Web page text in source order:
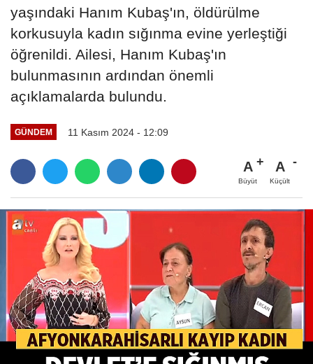
yaşındaki Hanım Kubaş'ın, öldürülme
korkusuyla kadın sığınma evine yerleştiği
öğrenildi. Ailesi, Hanım Kubaş'ın
bulunmasının ardından önemli
açıklamalarda bulundu.
GÜNDEM 11 Kasım 2024 - 12:09
A
Büyüt
A
Küçült